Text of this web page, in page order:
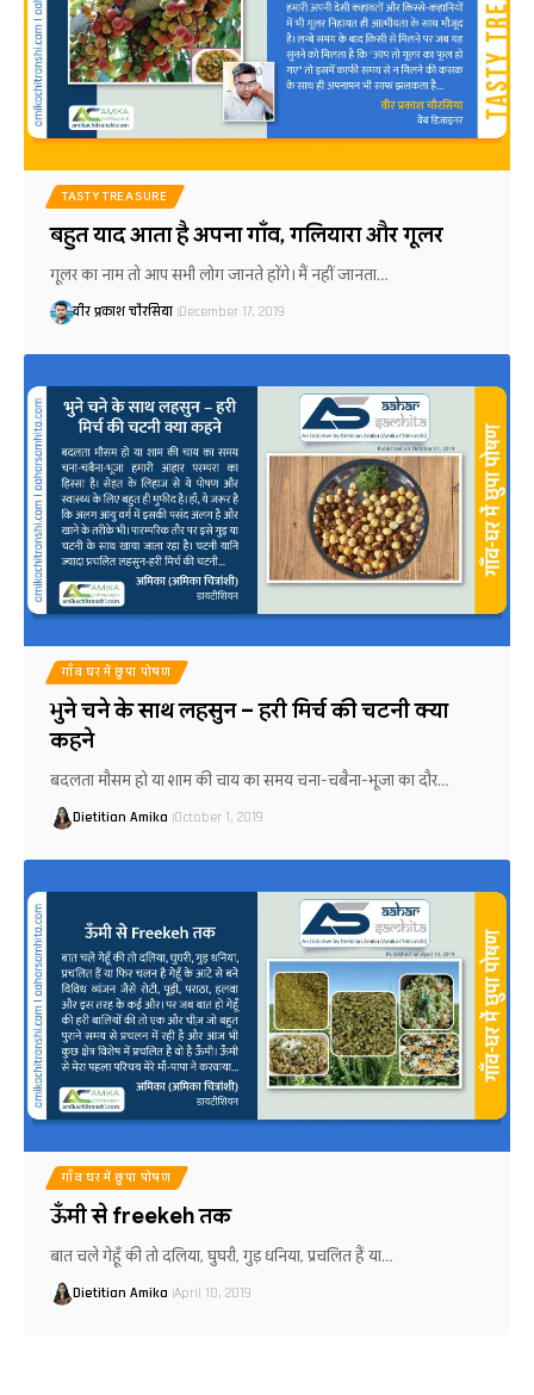
TASTY TREASURE
बहुत याद आता है अपना गाँव, गलियारा और गूलर
गूलर का नाम तो आप सभी लोग जानते होंगे। मैं नहीं जानता…
वीर प्रकाश चौरसिया December 17, 2019
गाँव घर में छुपा पोषण
भुने चने के साथ लहसुन – हरी मिर्च की चटनी क्या
कहने
बदलता मौसम हो या शाम की चाय का समय चना-चबैना-भूजा का दौर…
Dietitian Amika October 1, 2019
गाँव घर में छुपा पोषण
ऊँमी से freekeh तक
बात चले गेहूँ की तो दलिया, घुघरी, गुड़ धनिया, प्रचलित हैं या…
Dietitian Amika April 10, 2019